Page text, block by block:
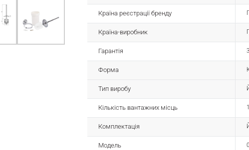
Країна реєстрації бренду
Країна-виробник
Гарантія
Форма
Тип виробу
Кількість вантажних місць 1
Комплектація
Модель